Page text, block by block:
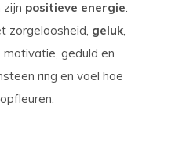
positieve energie.
zorgeloosheid, geluk,
motivatie, geduld en
ring en voel hoe